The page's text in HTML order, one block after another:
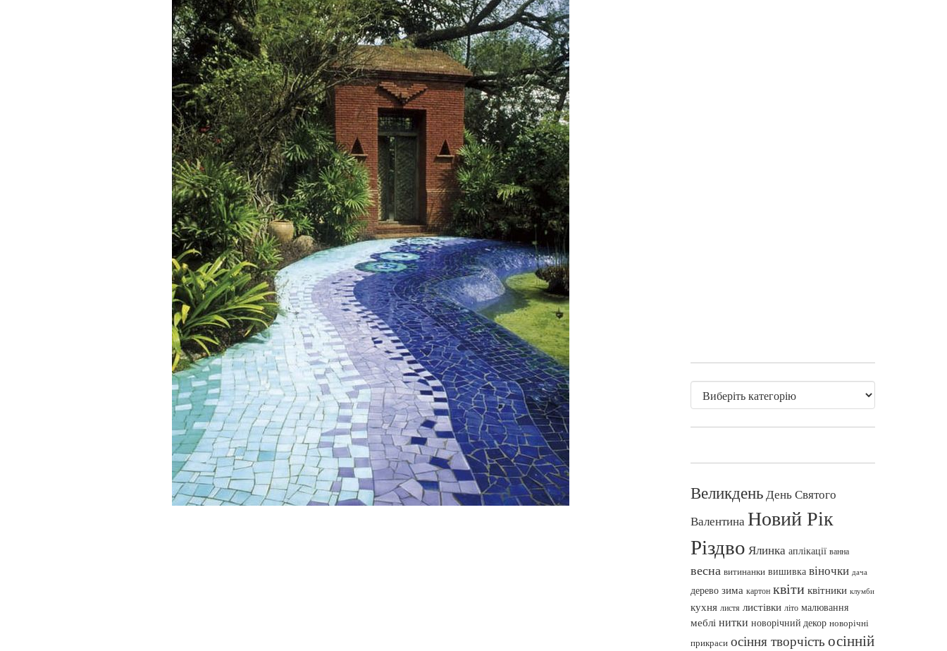
ВеликденьДень Святого
ВалентинаНовий Рік
Різдво Ялинка аплікації ванна
весна витинанки вишивка віночки дача
дерево зима картон квіти квітники клумби
кухня листя листівки літо малювання
меблі нитки новорічний декор новорічні
прикраси осіння творчість осінній